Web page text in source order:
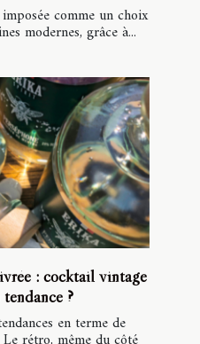
comme un choix
modernes, grâce à...
: cocktail vintage
?
en terme de